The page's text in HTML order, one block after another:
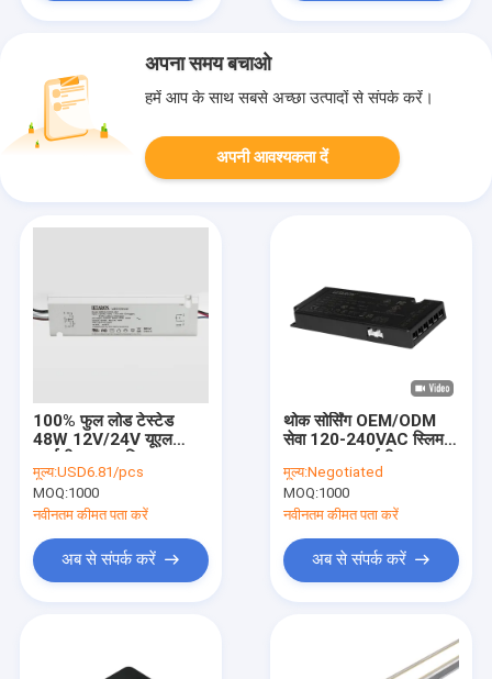
अपना समय बचाओ
हमें आप के साथ सबसे अच्छा उत्पादों से संपर्क करें।
अपनी आवश्यकता दें
100% फुल लोड टेस्टेड
48W 12V/24V यूएल
एलईडी पावर सप्लाई
मूल्य:USD6.81/pcs
MOQ:1000
नवीनतम कीमत पता करें
अब से संपर्क करें
थोक सोर्सिंग OEM/ODM
सेवा 120-240VAC स्लिम
60W 80W 90W इनडोर
कैबिनेट लाइटिंग के लिए
मूल्य:Negotiated
MOQ:1000
नवीनतम कीमत पता करें
अब से संपर्क करें